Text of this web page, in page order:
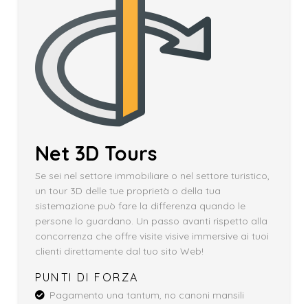
Net 3D Tours
Se sei nel settore immobiliare o nel settore turistico,
un tour 3D delle tue proprietà o della tua
sistemazione può fare la differenza quando le
persone lo guardano. Un passo avanti rispetto alla
concorrenza che offre visite visive immersive ai tuoi
clienti direttamente dal tuo sito Web!
PUNTI DI FORZA
Pagamento una tantum, no canoni mansili